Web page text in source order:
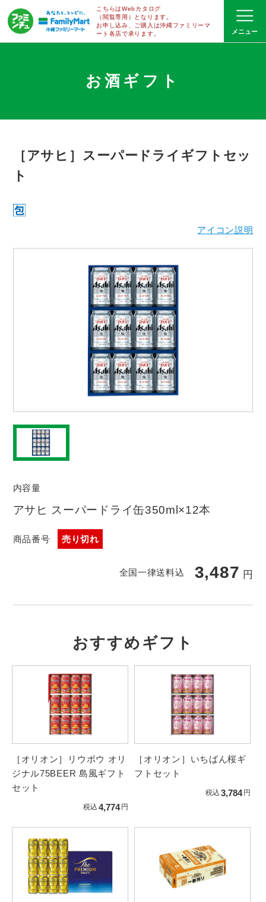
こちらはWebカタログ
（閲覧専用）となります。
お申し込み、ご購入は沖縄ファミリーマ
ート 各店で承ります。
お酒ギフト
［アサヒ］スーパードライギフトセッ
ト
アイコン説明
内容量
アサヒ スーパードライ缶350ml×12本
商品番号 売り切れ
全国一律送料込 3,487 円
おすすめギフト
［オリオン］リウボウ オリ
ジナル75BEER 島風ギフト
セット
税込 4,774 円
［オリオン］いちばん桜ギ
フトセット
税込 3,784 円